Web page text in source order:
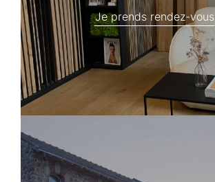
Je prends rendez-vous